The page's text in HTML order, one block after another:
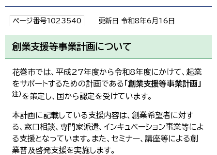
ページ番号1023540 更新日 令和8年6月16日
創業支援等事業計画について
花巻市では、平成27年度から令和8年度にかけて、起業
をサポートするための計画である 「創業支援等事業計画」
注） を策定し、国から認定を受けています。
本計画に記載している支援内容は、創業希望者に対す
る、窓口相談、専門家派遣、インキュベーション事業等によ
る支援となっています。また、セミナー、講座等による創
業普及啓発支援を実施します。